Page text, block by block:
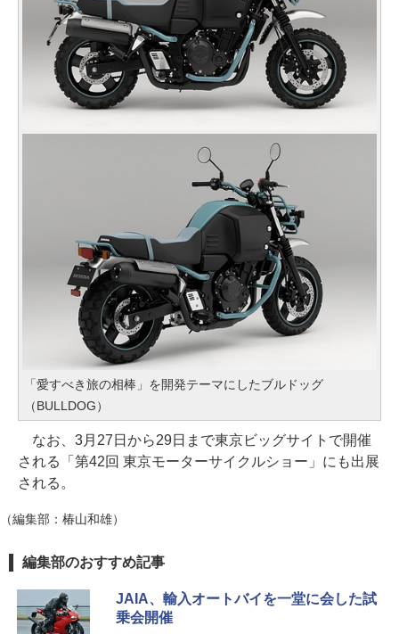
「愛すべき旅の相棒」を開発テーマにしたブルドッグ
（BULLDOG）
なお、3月27日から29日まで東京ビッグサイトで開催
される「第42回 東京モーターサイクルショー」にも出展
される。
（編集部：椿山和雄）
編集部のおすすめ記事
JAIA、輸入オートバイを一堂に会した試
乗会開催